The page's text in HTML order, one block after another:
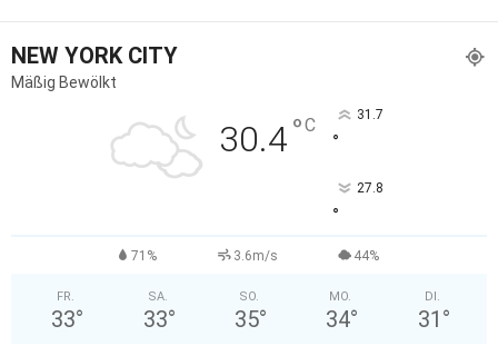
NEW YORK CITY
Mäßig Bewölkt
30.4°C 31.7
°
27.8
°
71% 3.6m/s 44%
FR.
33°
SA.
33°
SO.
35°
MO.
34°
DI.
31 °